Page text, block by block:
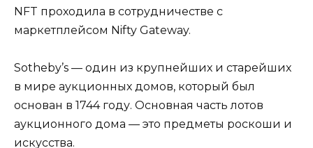
NFT проходила в сотрудничестве с
маркетплейсом Nifty Gateway.
Sotheby’s — один из крупнейших и старейших
в мире аукционных домов, который был
основан в 1744 году. Основная часть лотов
аукционного дома — это предметы роскоши и
искусства.